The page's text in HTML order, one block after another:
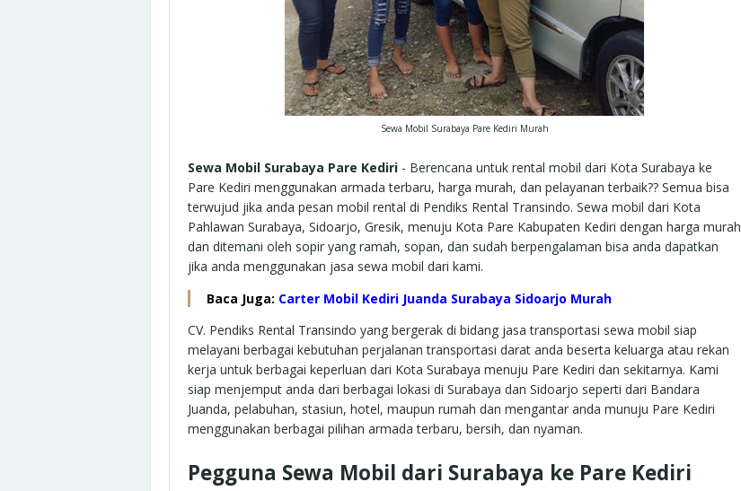
Sewa Mobil Surabaya Pare Kediri Murah
Sewa Mobil Surabaya Pare Kediri - Berencana untuk rental mobil dari Kota Surabaya ke
Pare Kediri menggunakan armada terbaru, harga murah, dan pelayanan terbaik?? Semua bisa
terwujud jika anda pesan mobil rental di Pendiks Rental Transindo. Sewa mobil dari Kota
Pahlawan Surabaya, Sidoarjo, Gresik, menuju Kota Pare Kabupaten Kediri dengan harga murah
dan ditemani oleh sopir yang ramah, sopan, dan sudah berpengalaman bisa anda dapatkan
jika anda menggunakan jasa sewa mobil dari kami.
Baca Juga: Carter Mobil Kediri Juanda Surabaya Sidoarjo Murah
CV. Pendiks Rental Transindo yang bergerak di bidang jasa transportasi sewa mobil siap
melayani berbagai kebutuhan perjalanan transportasi darat anda beserta keluarga atau rekan
kerja untuk berbagai keperluan dari Kota Surabaya menuju Pare Kediri dan sekitarnya. Kami
siap menjemput anda dari berbagai lokasi di Surabaya dan Sidoarjo seperti dari Bandara
Juanda, pelabuhan, stasiun, hotel, maupun rumah dan mengantar anda munuju Pare Kediri
menggunakan berbagai pilihan armada terbaru, bersih, dan nyaman.
Pegguna Sewa Mobil dari Surabaya ke Pare Kediri